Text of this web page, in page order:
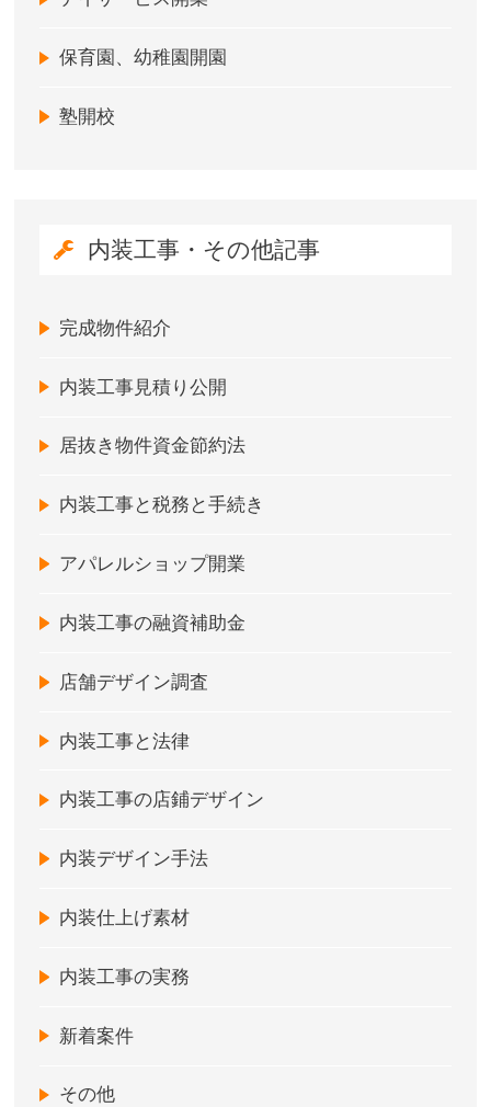
保育園、幼稚園開園
塾開校
内装工事・その他記事
完成物件紹介
内装工事見積り公開
居抜き物件資金節約法
内装工事と税務と手続き
アパレルショップ開業
内装工事の融資補助金
店舗デザイン調査
内装工事と法律
内装工事の店鋪デザイン
内装デザイン手法
内装仕上げ素材
内装工事の実務
新着案件
その他